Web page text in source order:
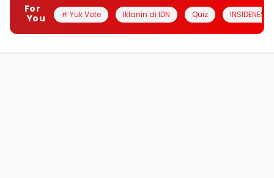
For
You
# Yuk Vote Iklanin di IDN Quiz INSIDENESIA